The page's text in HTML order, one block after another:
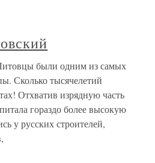
были одним из самых
Сколько тысячелетий
Отхватив изрядную часть
гораздо более высокую
у русских строителей,